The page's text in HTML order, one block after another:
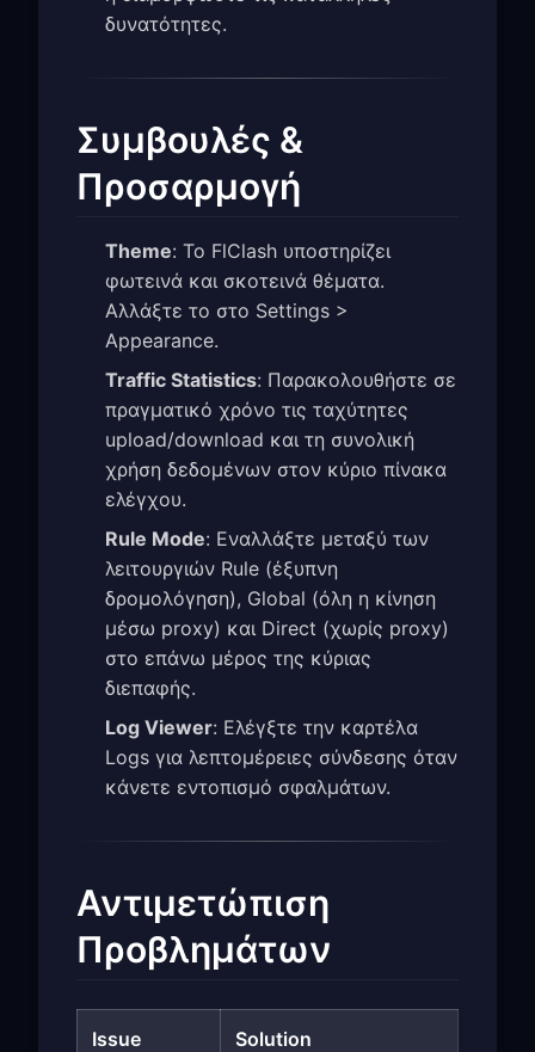
δυνατότητες.
Συμβουλές &
Προσαρμογή
Theme: Το FlClash υποστηρίζει
φωτεινά και σκοτεινά θέματα.
Αλλάξτε το στο Settings >
Appearance.
Traffic Statistics: Παρακολουθήστε σε
πραγματικό χρόνο τις ταχύτητες
upload/download και τη συνολική
χρήση δεδομένων στον κύριο πίνακα
ελέγχου.
Rule Mode: Εναλλάξτε μεταξύ των
λειτουργιών Rule (έξυπνη
δρομολόγηση), Global (όλη η κίνηση
μέσω proxy) και Direct (χωρίς proxy)
στο επάνω μέρος της κύριας
διεπαφής.
Log Viewer: Ελέγξτε την καρτέλα
Logs για λεπτομέρειες σύνδεσης όταν
κάνετε εντοπισμό σφαλμάτων.
Αντιμετώπιση
Προβλημάτων
Issue Solution